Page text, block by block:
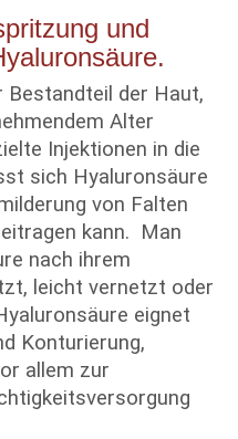
und
Bestandteil der Haut,
Alter
Injektionen in die
sich Hyaluronsäure
von Falten
kann. Man
nach ihrem
leicht vernetzt oder
eignet
Konturierung,
allem zur